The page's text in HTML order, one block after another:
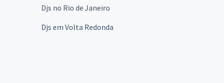
Djs no Rio de Janeiro
Djs em Volta Redonda